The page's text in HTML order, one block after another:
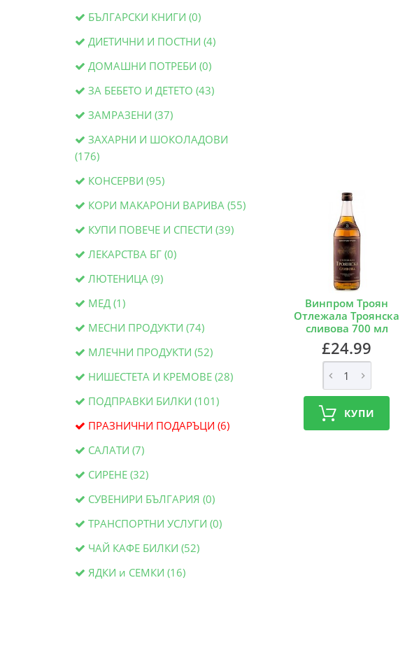
БЪЛГАРСКИ КНИГИ (0)
ДИЕТИЧНИ И ПОСТНИ (4)
ДОМАШНИ ПОТРЕБИ (0)
ЗА БЕБЕТО И ДЕТЕТО (43)
ЗАМРАЗЕНИ (37)
ЗАХАРНИ И ШОКОЛАДОВИ
(176)
КОНСЕРВИ (95)
КОРИ МАКАРОНИ ВАРИВА (55)
КУПИ ПОВЕЧЕ И СПЕСТИ (39)
ЛЕКАРСТВА БГ (0)
ЛЮТЕНИЦА (9)
МЕД (1)
МЕСНИ ПРОДУКТИ (74)
МЛЕЧНИ ПРОДУКТИ (52)
НИШЕСТЕТА И КРЕМОВЕ (28)
ПОДПРАВКИ БИЛКИ (101)
ПРАЗНИЧНИ ПОДАРЪЦИ (6)
САЛАТИ (7)
СИРЕНЕ (32)
СУВЕНИРИ БЪЛГАРИЯ (0)
ТРАНСПОРТНИ УСЛУГИ (0)
ЧАЙ КАФЕ БИЛКИ (52)
ЯДКИ и СЕМКИ (16)
Винпром Троян
Отлежала Троянска
сливова 700 мл
£24.99
КУПИ